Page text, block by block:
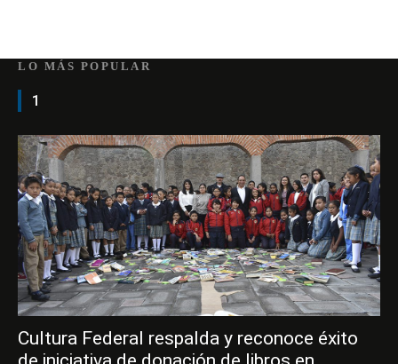
LO MÁS POPULAR
1
Cultura Federal respalda y reconoce éxito